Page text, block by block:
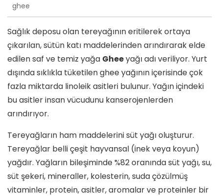
ghee
Sağlık deposu olan tereyağının eritilerek ortaya
çıkarılan, sütün katı maddelerinden arındırarak elde
edilen saf ve temiz yağa Gheeyağı adı veriliyor. Yurt
dışında sıklıkla tüketilen ghee yağının içerisinde çok
fazla miktarda linoleik asitleri bulunur. Yağın içindeki
bu asitler insan vücudunu kanserojenlerden
arındırıyor.
Tereyağların ham maddelerini süt yağı oluşturur.
Tereyağlar belli çeşit hayvansal (inek veya koyun)
yağdır. Yağların bileşiminde %82 oranında süt yağı, su,
süt şekeri, mineraller, kolesterin, suda çözülmüş
vitaminler, protein, asitler, aromalar ve proteinler bir